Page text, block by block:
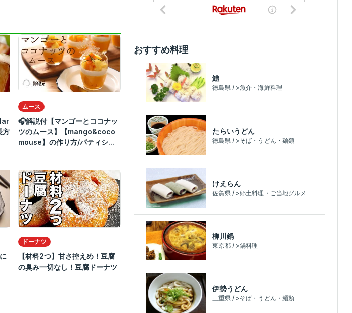
方
ムース
🎧解説付【マンゴーとココナッ
ツのムース】【mango&coco
mouse】の作り方/パティシ...
ドーナツ
【材料2つ】甘さ控えめ！豆腐
の臭み一切なし！豆腐ドーナツ
おすすめ料理
鱧
徳島県 / >魚介・海鮮料理
たらいうどん
徳島県 / >そば・うどん・麺類
けえらん
佐賀県 / >郷土料理・ご当地グルメ
柳川鍋
東京都 / >鍋料理
伊勢うどん
三重県 / >そば・うどん・麺類